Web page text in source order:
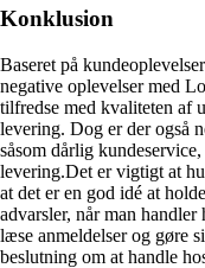
Konklusion
Baseret på
negative oplevelser med
tilfredse med kvaliteten af
levering. Dog er der også
såsom dårlig
levering.Det er vigtigt at
at det er en god idé at
advarsler, når man
læse anmeldelser og gøre
beslutning om at handle